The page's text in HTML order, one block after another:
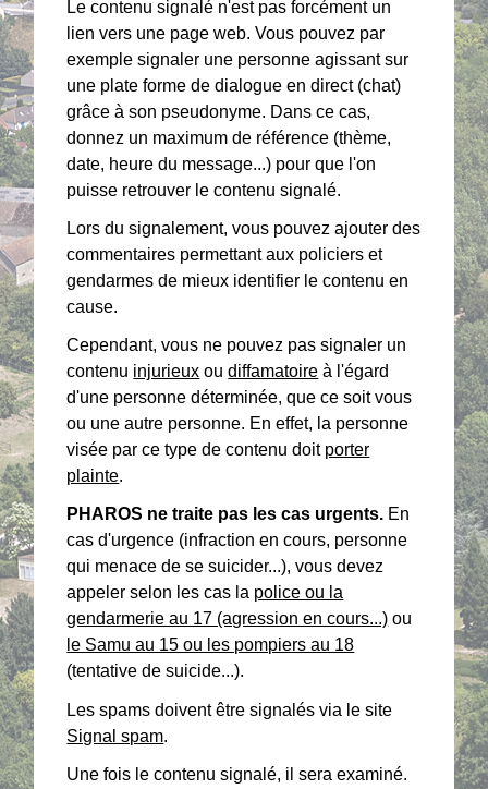
Le contenu signalé n'est pas forcément un
lien vers une page web. Vous pouvez par
exemple signaler une personne agissant sur
une plate forme de dialogue en direct (chat)
grâce à son pseudonyme. Dans ce cas,
donnez un maximum de référence (thème,
date, heure du message...) pour que l'on
puisse retrouver le contenu signalé.
Lors du signalement, vous pouvez ajouter des
commentaires permettant aux policiers et
gendarmes de mieux identifier le contenu en
cause.
Cependant, vous ne pouvez pas signaler un
contenu injurieux oudiffamatoire à l'égard
d'une personne déterminée, que ce soit vous
ou une autre personne. En effet, la personne
visée par ce type de contenu doit porter
plainte.
PHAROS ne traite pas les cas urgents. En
cas d'urgence (infraction en cours, personne
qui menace de se suicider...), vous devez
appeler selon les cas la police ou la
gendarmerie au 17 (agression en cours...) ou
le Samu au 15 ou les pompiers au 18
(tentative de suicide...).
Les spams doivent être signalés via le site
Signal spam.
Une fois le contenu signalé, il sera examiné.